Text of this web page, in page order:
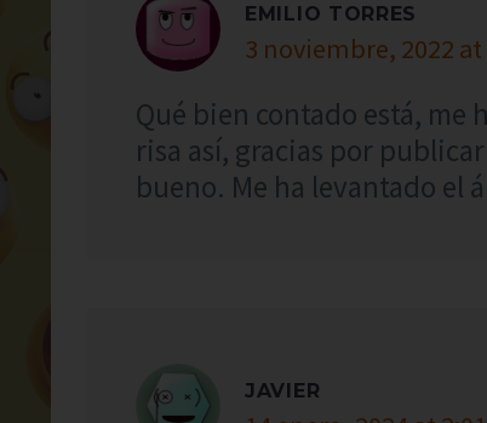
EMILIO TORRES
3 noviembre, 2022 at
Qué bien contado está, me
risa así, gracias por
bueno. Me ha levantado el
JAVIER